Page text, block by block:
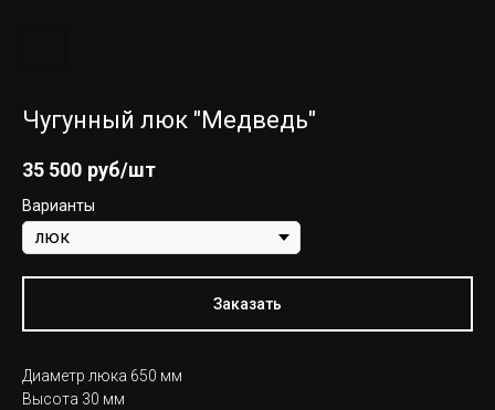
Чугунный люк "Медведь"
35 500 руб/шт
Варианты
Заказать
Диаметр люка 650 мм
Высота 30 мм